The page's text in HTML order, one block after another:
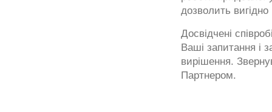
дозволить
Досвідчені
Ваші запитання і
вирішення.
Партнером.